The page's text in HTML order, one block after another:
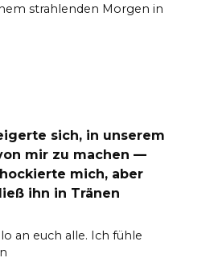
strahlenden Morgen in
sich, in unserem
mir zu machen —
mich, aber
ihn in Tränen
an euch alle. Ich fühle